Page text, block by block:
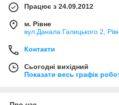
Працює з 24.09.2012
м. Рівне
вул.Данала Галицького 2,
Контакти
Сьогодні вихідний
Показати весь графік